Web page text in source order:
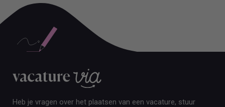
Heb je vragen over het plaatsen van een vacature, stuur